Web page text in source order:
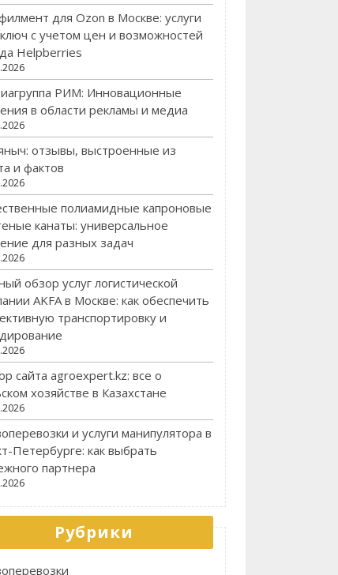
для Ozon в Москве: услуги
с учетом цен и возможностей
Helpberries
РИМ: Инновационные
в области рекламы и медиа
отзывы, выстроенные из
и фактов
полиамидные капроновые
канаты: универсальное
для разных задач
обзор услуг логистической
AKFA в Москве: как обеспечить
транспортировку и
сайта agroexpert.kz: все о
хозяйстве в Казахстане
и услуги манипулятора в
Петербурге: как выбрать
партнера
Рубрики